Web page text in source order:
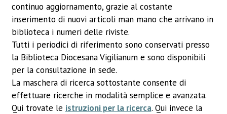
continuo aggiornamento, grazie al costante
inserimento di nuovi articoli man mano che arrivano in
biblioteca i numeri delle riviste.
Tutti i periodici di riferimento sono conservati presso
la Biblioteca Diocesana Vigilianum e sono disponibili
per la consultazione in sede.
La maschera di ricerca sottostante consente di
effettuare ricerche in modalità semplice e avanzata.
Qui trovate le istruzioni per la ricerca. Qui invece la